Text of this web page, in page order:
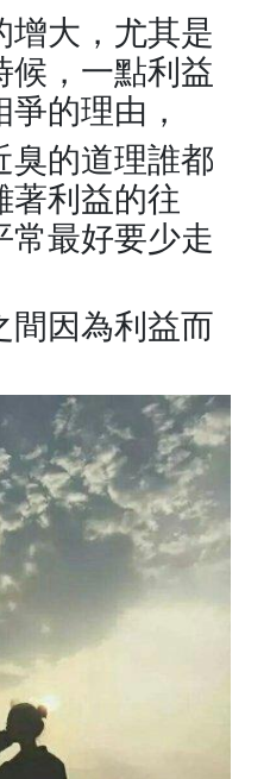
增大，尤其是
候，一點利益
的理由，
臭的道理誰都
著利益的往
常最好要少走
間因為利益而